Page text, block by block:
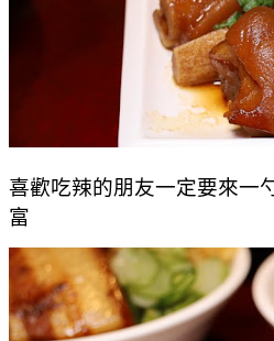
喜歡吃辣的朋友一定要來一
富